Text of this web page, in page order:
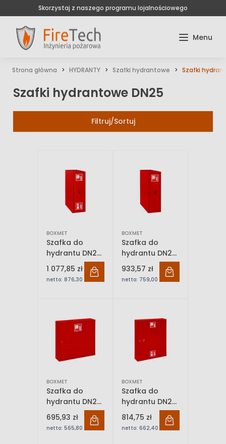
Skorzystaj z naszego programu lojalnościowego
Strona główna HYDRANTY Szafki hydrantowe Szafki
Szafki hydrantowe DN25
Filtruj/Sortuj
BOXMET
Szafka do
hydrantu DN25
Bocznego,
zawieszana ,
kombi pionowa
1 077,85 zł
netto: 876,30 zł
BOXMET
Szafka do
hydrantu DN25
BOCZNY,
zawieszana
933,57 zł
netto: 759,00 zł
BOXMET
Szafka do
hydrantu DN25
smukła
zawieszana
695,93 zł
netto: 565,80 zł
BOXMET
Szafka do
hydrantu DN25
smukła,
zawieszana,
kombi pionowa
814,75 zł
netto: 662,40 zł